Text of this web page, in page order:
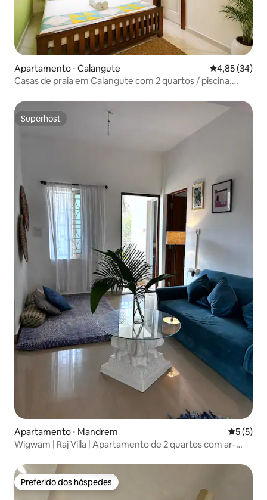
Apartamento ⋅ Calangute 4,85 de uma
4,85 (34)
Casas de praia em Calangute com 2 quartos / piscina,
Superhost
Superhost
Apartamento ⋅ Mandrem 5 de
5 (5)
Wigwam | Raj Villa | Apartamento de 2 quartos com ar-
Preferido dos hóspedes
Preferido dos hóspedes